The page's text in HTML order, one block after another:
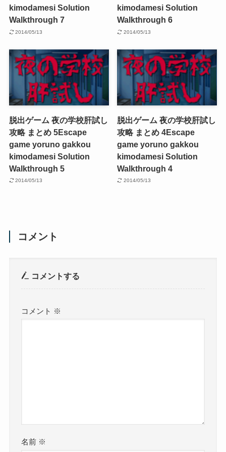
kimodamesi Solution
Walkthrough 7
2014/05/13
kimodamesi Solution
Walkthrough 6
2014/05/13
脱出ゲーム 夜の学校肝試し
攻略 まとめ 5Escape
game yoruno gakkou
kimodamesi Solution
Walkthrough 5
2014/05/13
脱出ゲーム 夜の学校肝試し
攻略 まとめ 4Escape
game yoruno gakkou
kimodamesi Solution
Walkthrough 4
2014/05/13
コメント
コメントする
コメント ※
名前 ※